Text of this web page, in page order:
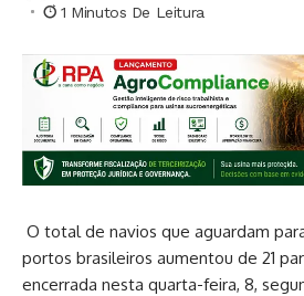
1 Minutos De Leitura
O total de navios que aguardam
portos brasileiros aumentou de 21
encerrada nesta quarta-feira, 8,